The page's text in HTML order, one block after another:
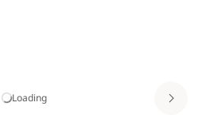
Loading